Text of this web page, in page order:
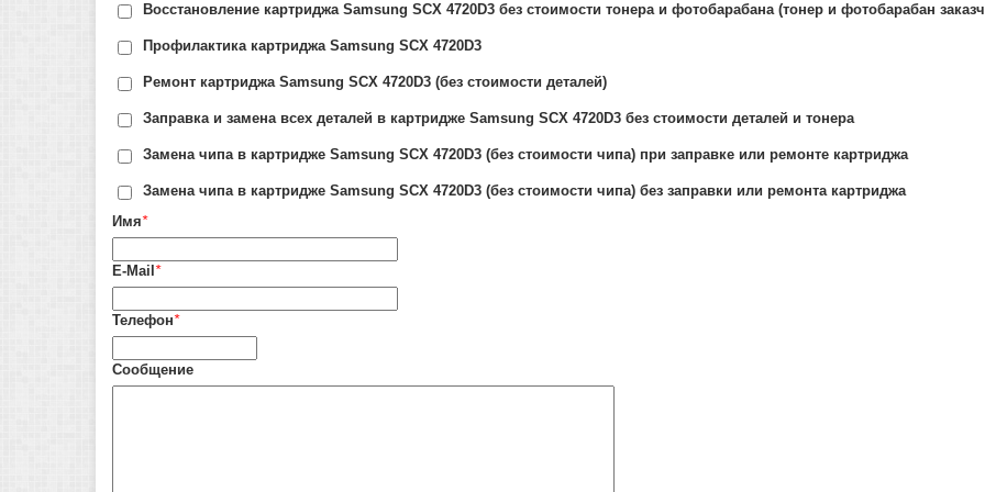
Восстановление картриджа Samsung SCX 4720D3 без стоимости тонера и фотобарабана (тонер и фотобарабан
Профилактика картриджа Samsung SCX 4720D3
Ремонт картриджа Samsung SCX 4720D3 (без стоимости деталей)
Заправка и замена всех деталей в картридже Samsung SCX 4720D3 без стоимости деталей и тонера
Замена чипа в картридже Samsung SCX 4720D3 (без стоимости чипа) при заправке или ремонте картриджа
Замена чипа в картридже Samsung SCX 4720D3 (без стоимости чипа) без заправки или ремонта картриджа
Имя*
E-Mail *
Телефон*
Сообщение